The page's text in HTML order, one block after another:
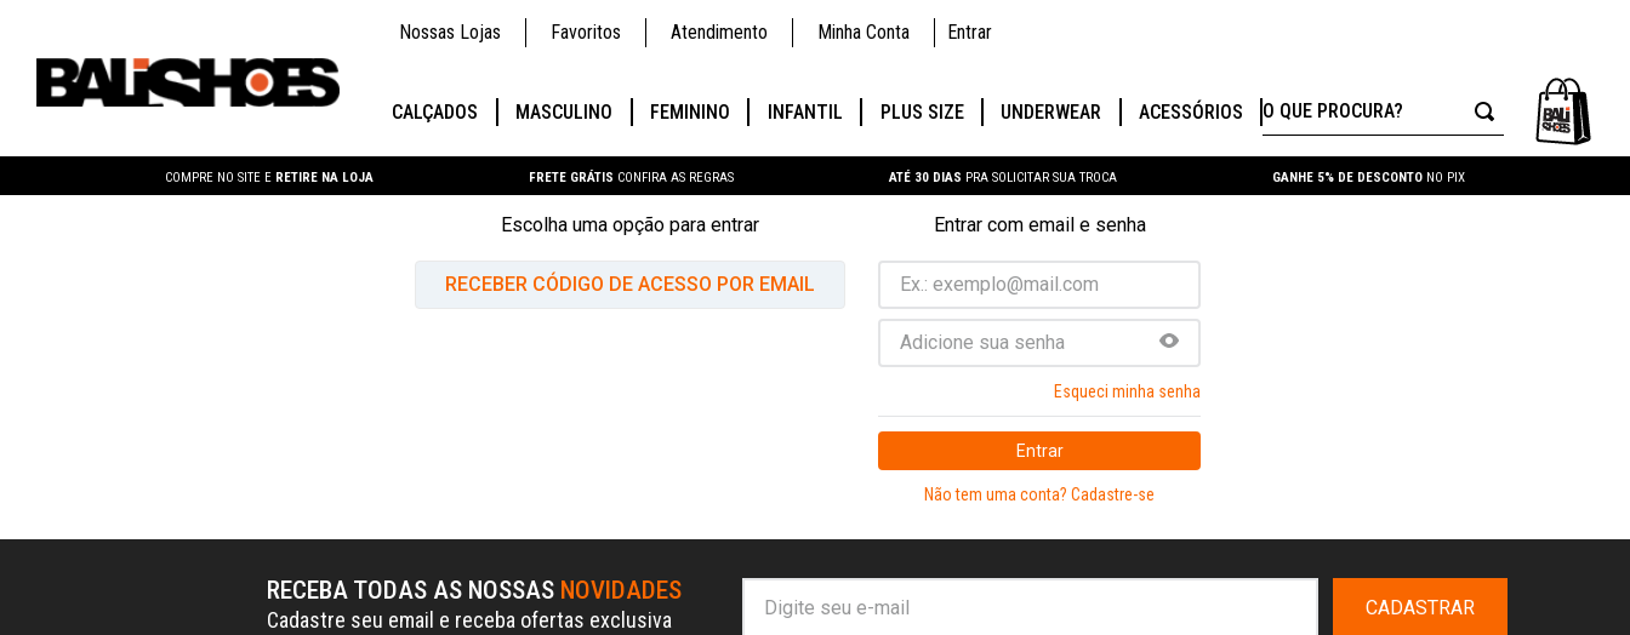
Nossas Lojas Favoritos Atendimento Minha Conta Entrar
CALÇADOS MASCULINO FEMININO INFANTIL PLUS SIZE UNDERWEAR ACESSÓRIOS
O QUE PROCURA?
COMPRE NO SITE E RETIRE NA LOJA FRETE GRÁTIS CONFIRA AS REGRAS ATÉ 30 DIAS PRA SOLICITAR SUA TROCA GANHE 5% DE DESCONTO NO PIX
Escolha uma opção para entrar
RECEBER CÓDIGO DE ACESSO POR EMAIL
Entrar com email e senha
Esqueci minha senha
Entrar
Não tem uma conta? Cadastre-se
RECEBA TODAS AS NOSSAS NOVIDADES
Cadastre seu email e receba ofertas exclusiva CADASTRAR